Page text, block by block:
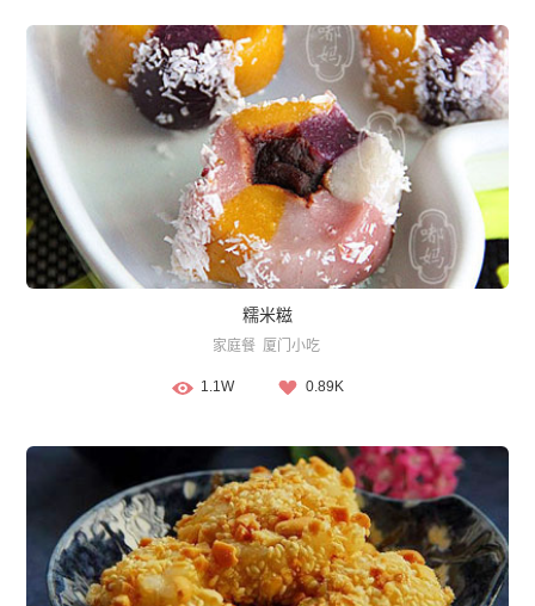
糯米糍
家庭餐 厦门小吃
1.1W 0.89K